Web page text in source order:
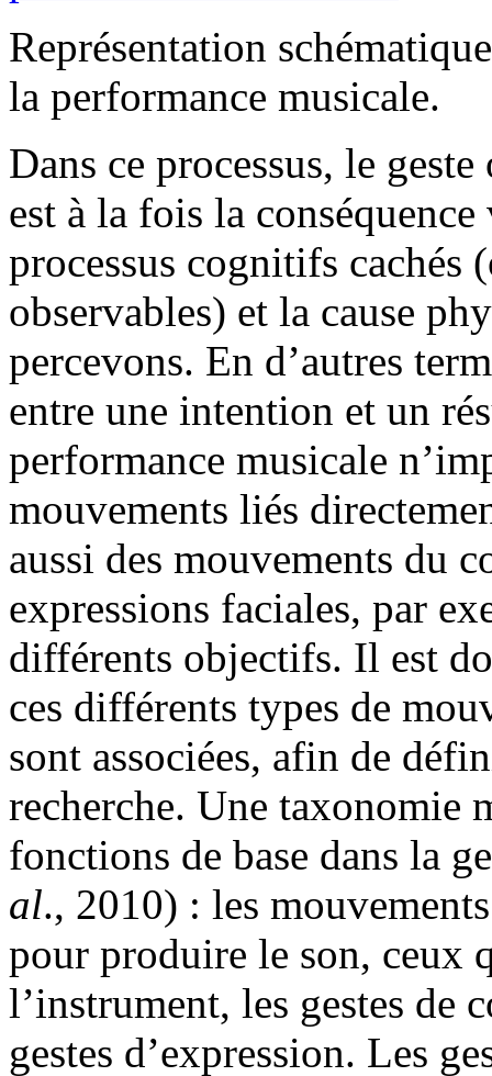
Représentation
la performance musicale.
Dans ce processus, le
est à la fois la
processus cognitifs
observables) et la cause
percevons. En d’autres
entre une intention et un
performance musicale
mouvements liés
aussi des mouvements du
expressions faciales, par
différents objectifs. Il est
ces différents types de
sont associées, afin de
recherche. Une taxonomie
fonctions de base dans la
al., 2010) : les
pour produire le son, ceux
l’instrument, les gestes de
gestes d’expression. Les